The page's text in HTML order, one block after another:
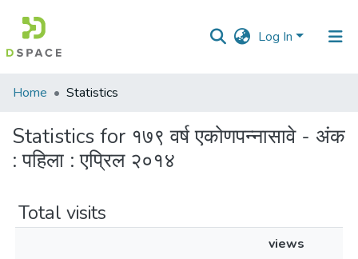
Log In
Communities
Collections
All of DSpace
Home Statistics
Statistics for १७९ वर्ष एकोणपन्नासावे - अंक
: पहिला : एप्रिल २०१४
Total visits
views